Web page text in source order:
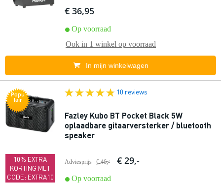
€ 36,95
Op voorraad
Ook in 1 winkel op voorraad
In mijn winkelwagen
Popu
lair
10% EXTRA
KORTING MET
CODE: EXTRA10
10 reviews
Fazley Kubo BT Pocket Black 5W
oplaadbare gitaarversterker / bluetooth
speaker
Adviesprijs € 46,- € 29,-
Op voorraad